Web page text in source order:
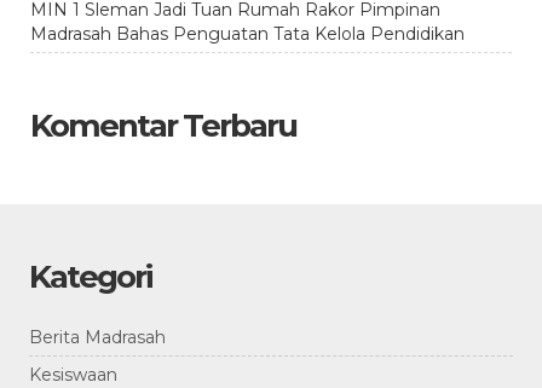
MIN 1 Sleman Jadi Tuan Rumah Rakor Pimpinan
Madrasah Bahas Penguatan Tata Kelola Pendidikan
Komentar Terbaru
Kategori
Berita Madrasah
Kesiswaan